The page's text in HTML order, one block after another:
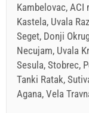
Kambelovac, ACI
Kastela, Uvala
Seget, Donji
Necujam, Uvala
Sesula, Stobrec,
Tanki Ratak,
Agana, Vela